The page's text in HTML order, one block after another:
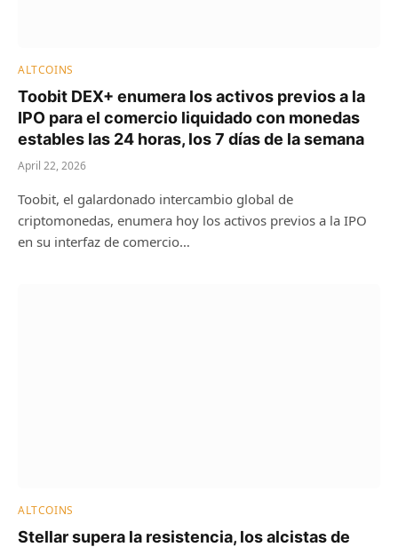
ALTCOINS
Toobit DEX+ enumera los activos previos a la
IPO para el comercio liquidado con monedas
estables las 24 horas, los 7 días de la semana
April 22, 2026
Toobit, el galardonado intercambio global de
criptomonedas, enumera hoy los activos previos a la IPO
en su interfaz de comercio…
ALTCOINS
Stellar supera la resistencia, los alcistas de